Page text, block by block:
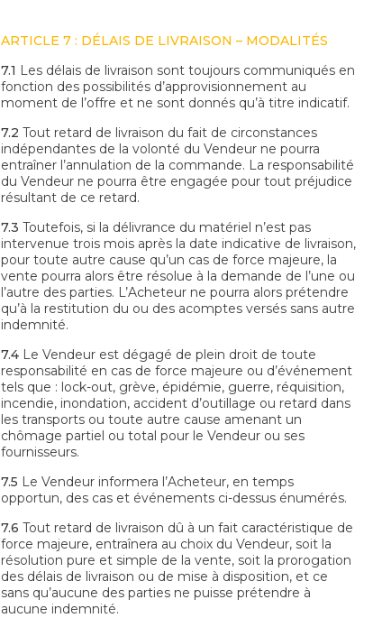
ARTICLE 7 : DÉLAIS DE LIVRAISON – MODALITÉS
7.1 Les délais de livraison sont toujours communiqués en
fonction des possibilités d’approvisionnement au
moment de l’offre et ne sont donnés qu’à titre indicatif.
7.2 Tout retard de livraison du fait de circonstances
indépendantes de la volonté du Vendeur ne pourra
entraîner l’annulation de la commande. La responsabilité
du Vendeur ne pourra être engagée pour tout préjudice
résultant de ce retard.
7.3 Toutefois, si la délivrance du matériel n’est pas
intervenue trois mois après la date indicative de livraison,
pour toute autre cause qu’un cas de force majeure, la
vente pourra alors être résolue à la demande de l’une ou
l’autre des parties. L’Acheteur ne pourra alors prétendre
qu’à la restitution du ou des acomptes versés sans autre
indemnité.
7.4Le Vendeur est dégagé de plein droit de toute
responsabilité en cas de force majeure ou d’événement
tels que : lock-out, grève, épidémie, guerre, réquisition,
incendie, inondation, accident d’outillage ou retard dans
les transports ou toute autre cause amenant un
chômage partiel ou total pour le Vendeur ou ses
fournisseurs.
7.5 Le Vendeur informera l’Acheteur, en temps
opportun, des cas et événements ci-dessus énumérés.
7.6 Tout retard de livraison dû à un fait caractéristique de
force majeure, entraînera au choix du Vendeur, soit la
résolution pure et simple de la vente, soit la prorogation
des délais de livraison ou de mise à disposition, et ce
sans qu’aucune des parties ne puisse prétendre à
aucune indemnité.